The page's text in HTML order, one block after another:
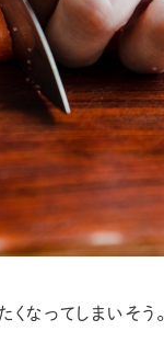
なってしまいそう。